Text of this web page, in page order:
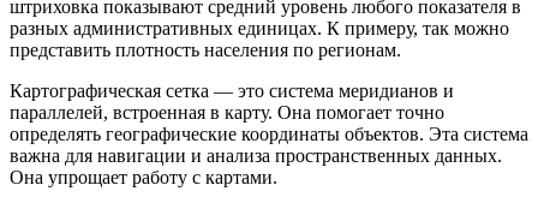
штриховка показывают средний уровень любого показателя в
разных административных единицах. К примеру, так можно
представить плотность населения по регионам.
Картографическая сетка — это система меридианов и
параллелей, встроенная в карту. Она помогает точно
определять географические координаты объектов. Эта система
важна для навигации и анализа пространственных данных.
Она упрощает работу с картами.